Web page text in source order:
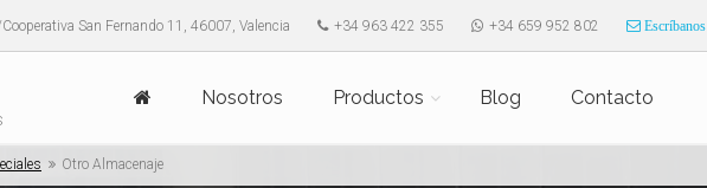
San Fernando 11, 46007, Valencia +34 963 422 355 +34 659 952 802 Escríbanos
Nosotros Productos Blog Contacto
Otro Almacenaje